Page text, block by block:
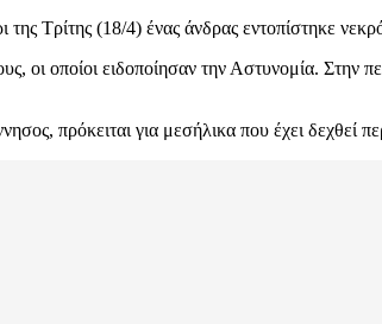
της Τρίτης (18/4) ένας άνδρας εντοπίστηκε
οι οποίοι ειδοποίησαν την Αστυνομία. Στην
πρόκειται για μεσήλικα που έχει δεχθεί